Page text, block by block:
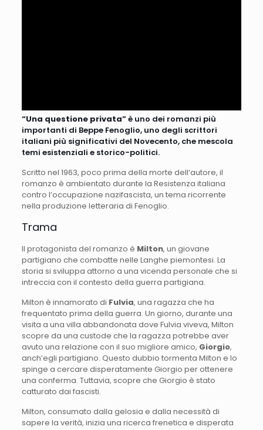
“Una questione privata”è uno dei romanzi più
importanti di Beppe Fenoglio, uno degli scrittori
italiani più significativi del Novecento, che mescola
temi esistenziali e storico-politici.
Scritto nel 1963, poco prima della morte dell’autore, il
romanzo è ambientato durante la Resistenza italiana
contro l’occupazione nazifascista, un tema ricorrente
nella produzione letteraria di Fenoglio.
Trama
Il protagonista del romanzo è Milton, un giovane
partigiano che combatte nelle Langhe piemontesi. La
storia si sviluppa attorno a una vicenda personale che si
intreccia con il contesto della guerra partigiana.
Milton è innamorato di Fulvia, una ragazza che ha
frequentato prima della guerra. Un giorno, durante una
visita a una villa abbandonata dove Fulvia viveva, Milton
scopre da una custode che la ragazza potrebbe aver
avuto una relazione con il suo migliore amico, Giorgio,
anch’egli partigiano. Questo dubbio tormenta Milton e lo
spinge a cercare disperatamente Giorgio per ottenere
una conferma. Tuttavia, scopre che Giorgio è stato
catturato dai fascisti.
Milton, consumato dalla gelosia e dalla necessità di
sapere la verità, inizia una ricerca frenetica e disperata